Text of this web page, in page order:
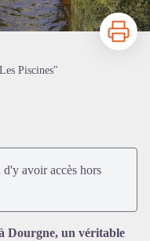
Imprimer
Piscines"
avoir accès hors
Dourgne, un véritable